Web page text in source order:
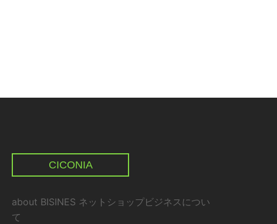
CICONIA
about BISINES ネットショップビジネスについ
て